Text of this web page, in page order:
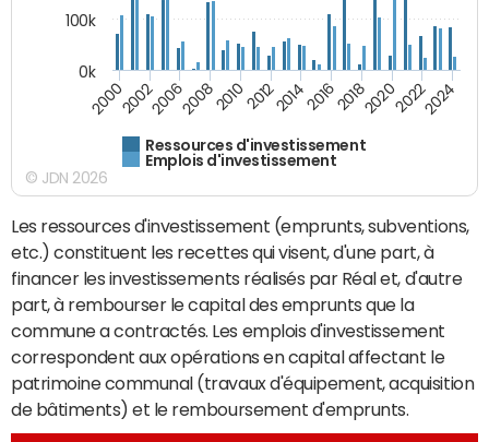
Ressources d'investissement
Emplois d'investissement
200020022006200820102012201420162018202020222024
0k
100k
© JDN 2026
Les ressources d'investissement (emprunts, subventions,
etc.) constituent les recettes qui visent, d'une part, à
financer les investissements réalisés par Réal et, d'autre
part, à rembourser le capital des emprunts que la
commune a contractés. Les emplois d'investissement
correspondent aux opérations en capital affectant le
patrimoine communal (travaux d'équipement, acquisition
de bâtiments) et le remboursement d'emprunts.